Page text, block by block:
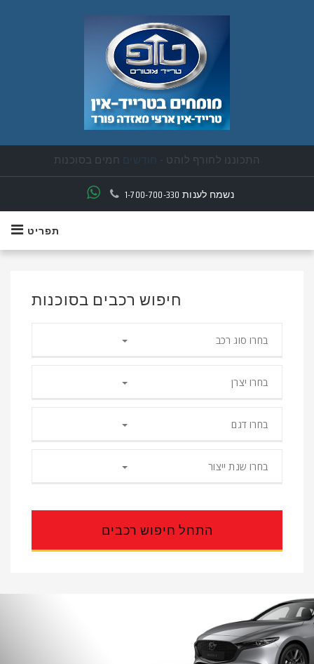
התכוננו לחורף לוהט - חודשים חמים בסוכנות
יד ראשונה פרטית תמצאו אצלנו
1-700-700-330נשמח לענות
תפריט
חיפוש רכבים בסוכנות
בחרו סוג רכב
בחרו יצרן
בחרו דגם
בחרו שנת ייצור